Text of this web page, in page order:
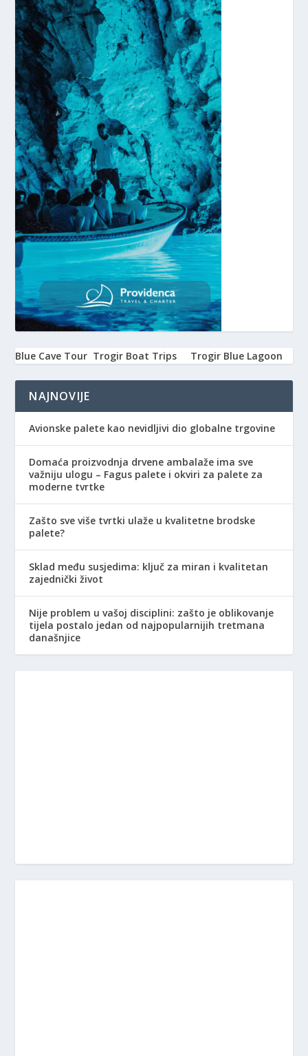
Blue Cave Tour Trogir Boat Trips Trogir Blue Lagoon
NAJNOVIJE
Avionske palete kao nevidljivi dio globalne trgovine
Domaća proizvodnja drvene ambalaže ima sve
važniju ulogu – Fagus palete i okviri za palete za
moderne tvrtke
Zašto sve više tvrtki ulaže u kvalitetne brodske
palete?
Sklad među susjedima: ključ za miran i kvalitetan
zajednički život
Nije problem u vašoj disciplini: zašto je oblikovanje
tijela postalo jedan od najpopularnijih tretmana
današnjice